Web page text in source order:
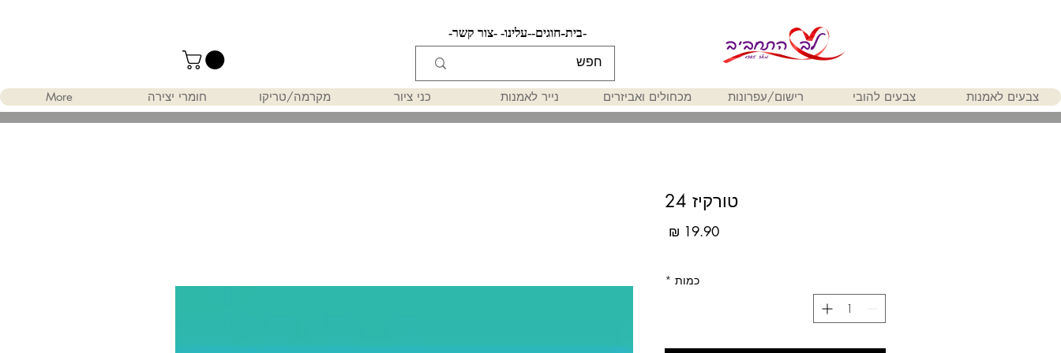
-צור קשר- -עלינו- -חוגים- -בית-
צבעים לאמנות צבעים להובי רישום/עפרונות מכחולים ואביזרים נייר לאמנות כני ציור מקרמה/טריקו חומרי יצירה More
טורקיז 24
כמות *